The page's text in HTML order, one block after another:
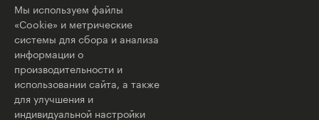
Мы используем файлы
«Cookie» и метрические
системы для сбора и анализа
информации о
производительности и
использовании сайта, а также
для улучшения и
индивидуальной настройки